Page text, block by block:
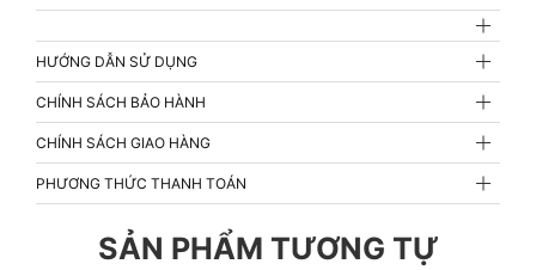
HƯỚNG DẪN SỬ DỤNG
CHÍNH SÁCH BẢO HÀNH
CHÍNH SÁCH GIAO HÀNG
PHƯƠNG THỨC THANH TOÁN
SẢN PHẨM TƯƠNG TỰ